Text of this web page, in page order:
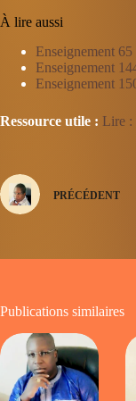
À lire aussi
Enseignement 65
Enseignement
Enseignement
Ressource utile : Lire :
PRÉCÉDENT
Publications similaires